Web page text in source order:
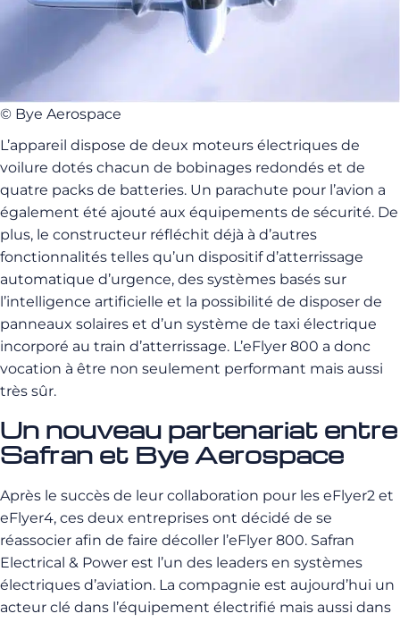
© Bye Aerospace
L’appareil dispose de deux moteurs électriques de
voilure dotés chacun de bobinages redondés et de
quatre packs de batteries. Un parachute pour l’avion a
également été ajouté aux équipements de sécurité. De
plus, le constructeur réfléchit déjà à d’autres
fonctionnalités telles qu’un dispositif d’atterrissage
automatique d’urgence, des systèmes basés sur
l’intelligence artificielle et la possibilité de disposer de
panneaux solaires et d’un système de taxi électrique
incorporé au train d’atterrissage. L’eFlyer 800 a donc
vocation à être non seulement performant mais aussi
très sûr.
Un nouveau partenariat entre
Safran et Bye Aerospace
Après le succès de leur collaboration pour les eFlyer2 et
eFlyer4, ces deux entreprises ont décidé de se
réassocier afin de faire décoller l’eFlyer 800. Safran
Electrical & Power est l’un des leaders en systèmes
électriques d’aviation. La compagnie est aujourd’hui un
acteur clé dans l’équipement électrifié mais aussi dans